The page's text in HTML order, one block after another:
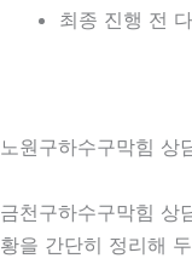
최종 진행 전
노원구하수구막힘 상
금천구하수구막힘 상
황을 간단히 정리해